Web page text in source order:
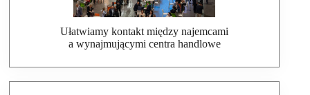
Ułatwiamy kontakt między najemcami
a wynajmującymi centra handlowe